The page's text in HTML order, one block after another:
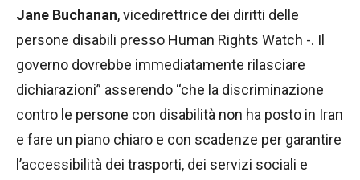
Jane Buchanan, vicedirettrice dei diritti delle
persone disabili presso Human Rights Watch -. Il
governo dovrebbe immediatamente rilasciare
dichiarazioni” asserendo “che la discriminazione
contro le persone con disabilità non ha posto in Iran
e fare un piano chiaro e con scadenze per garantire
l’accessibilità dei trasporti, dei servizi sociali e